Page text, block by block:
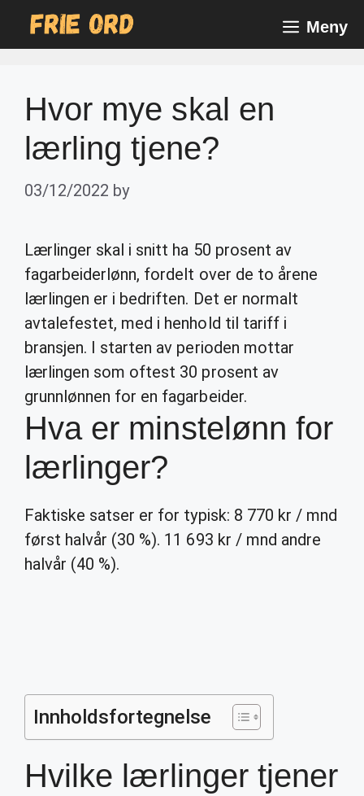
Meny
Hvor mye skal en
lærling tjene?
03/12/2022 by
Lærlinger skal i snitt ha 50 prosent av
fagarbeiderlønn, fordelt over de to årene
lærlingen er i bedriften. Det er normalt
avtalefestet, med i henhold til tariff i
bransjen. I starten av perioden mottar
lærlingen som oftest 30 prosent av
grunnlønnen for en fagarbeider.
Hva er minstelønn for
lærlinger?
Faktiske satser er for typisk: 8 770 kr / mnd
først halvår (30 %). 11 693 kr / mnd andre
halvår (40 %).
Innholdsfortegnelse
Hvilke lærlinger tjener